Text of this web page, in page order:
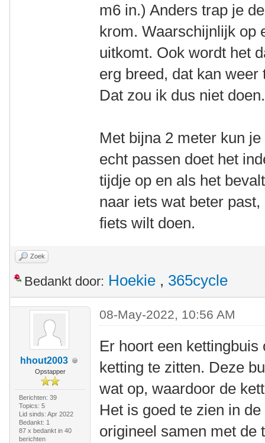
m6 in.) Anders trap je
krom. Waarschijnlijk op
uitkomt. Ook wordt het
erg breed, dat kan
Dat zou ik dus niet doen.
Met bijna 2 meter kun
echt passen doet het
tijdje op en als het
naar iets wat beter
fiets wilt doen.
Zoek
Bedankt door: Hoekie , 365cycle
hhout2003
Opstapper
Berichten: 39
Topics: 5
Lid sinds: Apr 2022
Bedankt: 1
87 x bedankt in 40
berichten
08-May-2022, 10:56 AM
Er hoort een
ketting te zitten. Deze
wat op, waardoor de
Het is goed te zien in
origineel samen met de